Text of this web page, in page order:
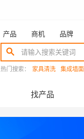
产品 商机 品牌
热门搜索： 家具清洗 集成墙面
找产品